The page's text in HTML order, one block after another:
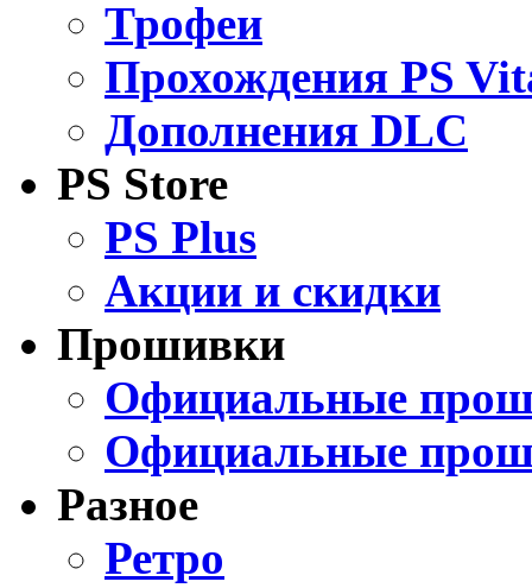
Трофеи
Прохождения PS
Дополнения DLC
PS Store
PS Plus
Акции и скидки
Прошивки
Официальные
Официальные
Разное
Ретро